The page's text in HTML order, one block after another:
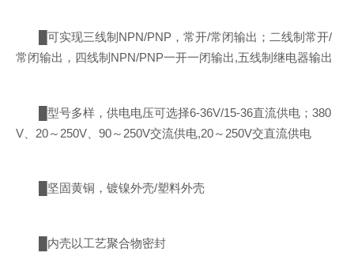
█可实现三线制NPN/PNP，常开/常闭输出；二线制常开/
常闭输出，四线制NPN/PNP一开一闭输出,五线制继电器输出
█型号多样，供电电压可选择6-36V/15-36直流供电；380
V、20～250V、90～250V交流供电,20～250V交直流供电
█坚固黄铜，镀镍外壳/塑料外壳
█内壳以工艺聚合物密封